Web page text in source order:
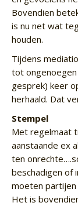
Bovendien
is nu net wat
houden.
Tijdens
tot
gesprek) keer
herhaald. Dat
Stempel
Met regelmaat
aanstaande ex
ten
beschadigen of
moeten partijen
Het is